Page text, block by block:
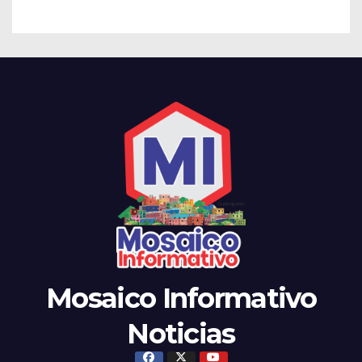
Mosaico Informativo
Noticias